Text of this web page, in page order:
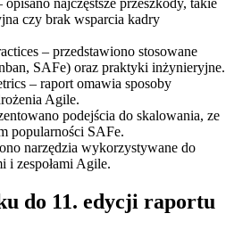
czy brak wsparcia kadry
– przedstawiono stosowane
SAFe) oraz praktyki inżynieryjne.
– raport omawia sposoby
Agile.
podejścia do skalowania, ze
popularności SAFe.
narzędzia wykorzystywane do
i zespołami Agile.
do 11. edycji raportu